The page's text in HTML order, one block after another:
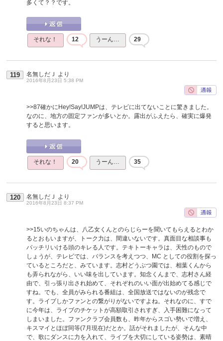
多くて？？です。
それな！ 12 うーん… 29
119 名無しだＪ より
2016年8月23日 5:38 PM
>>87確かにHey!Say!JUMPは、テレビに出てないことに驚きました。
なのに、地方の固定ファンが多いとか。露出がふえたら、確実に爆発
すると思います。
それな！ 20 うーん… 35
120 名無しだＪ より
2016年8月23日 8:37 PM
>>15いのちゃんは、八乙女くんとのらじらーを聞いてもらえるとわか
るとおもいますが、トーク力は、間違いないです。真面目な相談事も
バッチリいける頭のキレる人です。テキトーキャラは、天性のもので
しょうが、テレビでは、バランスを考えつつ、MC としての役割を探っ
ているところだと、みています。志村どうぶつ園では、相葉くんから
も弄られながら、いい味を出しています。知念くんまで、志村さん経
由で、引っ張り出され始めて、それぞれのいい面が出始めてる感じで
すね。でも、全員がみられる番組は、全国放送ではないのが残念で
す。ライブしかファンとの繋がりがないですよね。それなのに、すで
に今年は、ライブのチケットが高額取引されすぎ、入手困難になって
しまいました。ファンクラブ会員数も、昨年からスゴい勢いで増え、
キスマイとほぼ同等(7月現在)だとか。話がそれましたが、そんな中
で、歌にダンスに力を入れて、ライブを大切にしている姿勢は、素晴